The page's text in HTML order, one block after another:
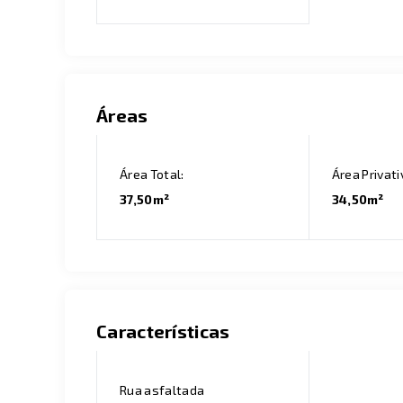
Áreas
Área Total:
37,50m²
Área
34,50m²
Características
Rua asfaltada